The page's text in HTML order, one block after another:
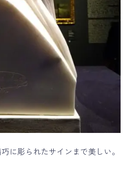
に彫られたサインまで美しい。